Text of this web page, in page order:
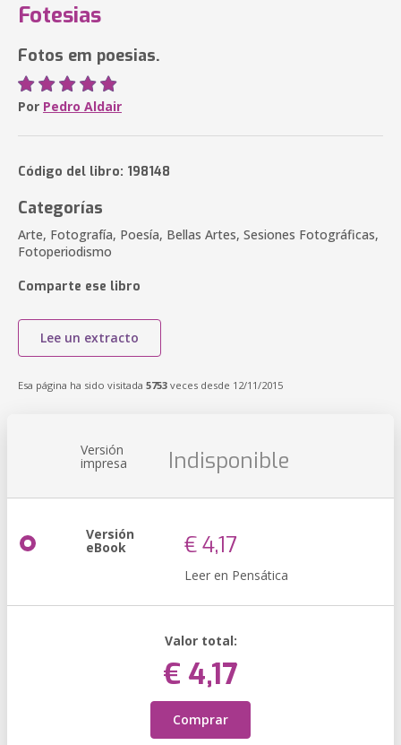
Fotesias
Fotos em poesias.
Por Pedro Aldair
Código del libro: 198148
Categorías
Arte, Fotografía, Poesía, Bellas Artes, Sesiones Fotográficas,
Fotoperiodismo
Comparte ese libro
Lee un extracto
Esa página ha sido visitada 5753 veces desde 12/11/2015
Versión
impresa Indisponible
Versión
eBook € 4,17
Leer en Pensática
Valor total:
€ 4,17
Comprar